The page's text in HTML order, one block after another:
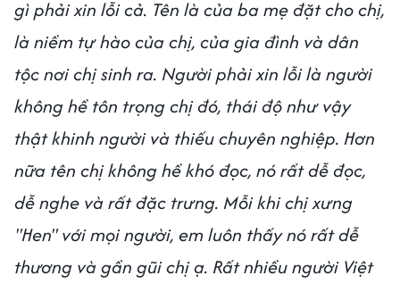
gì phải xin lỗi cả. Tên là của ba mẹ đặt cho chị,
là niềm tự hào của chị, của gia đình và dân
tộc nơi chị sinh ra. Người phải xin lỗi là người
không hề tôn trọng chị đó, thái độ như vậy
thật khinh người và thiếu chuyên nghiệp. Hơn
nữa tên chị không hề khó đọc, nó rất dễ đọc,
dễ nghe và rất đặc trưng. Mỗi khi chị xưng
"Hen" với mọi người, em luôn thấy nó rất dễ
thương và gần gũi chị ạ. Rất nhiều người Việt